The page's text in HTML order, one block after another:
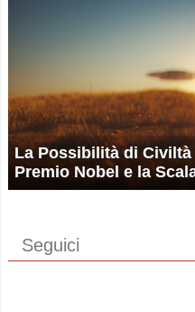
La Possibilità di Civiltà
Premio Nobel e la
Seguici